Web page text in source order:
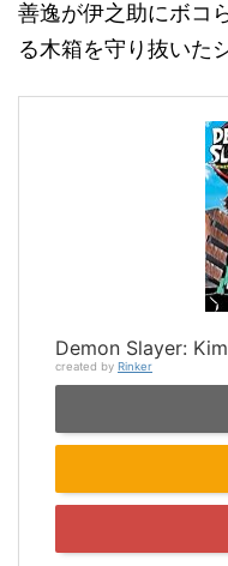
善逸が伊之助にボコ
る木箱を守り抜いた
Demon Slayer:
created by Rinker